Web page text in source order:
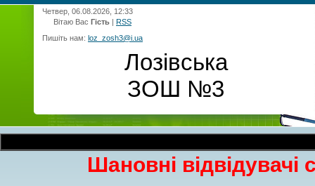
Четвер, 06.08.2026, 12:33
Вітаю Вас Гість | RSS
Пишіть нам: loz_zosh3@i.ua
Лозівська
ЗОШ №3
Шановні відвідувачі